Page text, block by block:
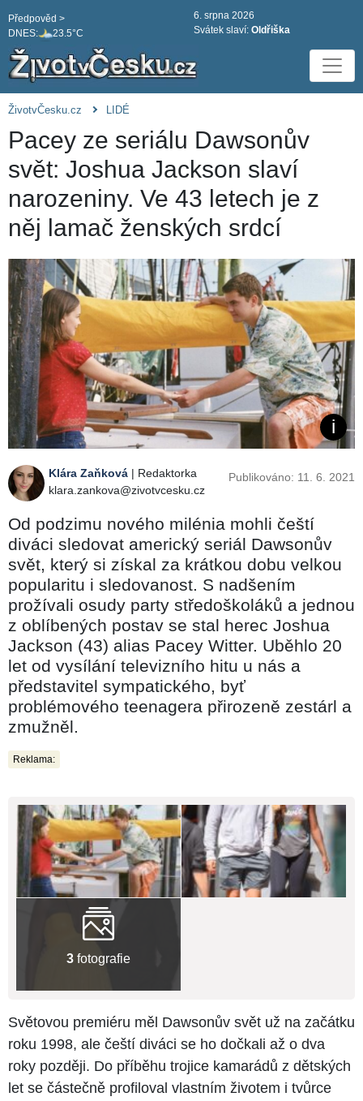
DNES: 23.5°C
Předpověd >
6. srpna 2026
Svátek slaví: Oldřiška
ŽivotvČesku.cz LIDÉ
Pacey ze seriálu Dawsonův
svět: Joshua Jackson slaví
narozeniny. Ve 43 letech je z
něj lamač ženských srdcí
Klára Zaňková | Redaktorka
klara.zankova@zivotvcesku.cz
Publikováno: 11. 6. 2021
Od podzimu nového milénia mohli čeští
diváci sledovat americký seriál Dawsonův
svět, který si získal za krátkou dobu velkou
popularitu i sledovanost. S nadšením
prožívali osudy party středoškoláků a jednou
z oblíbených postav se stal herec Joshua
Jackson (43) alias Pacey Witter. Uběhlo 20
let od vysílání televizního hitu u nás a
představitel sympatického, byť
problémového teenagera přirozeně zestárl a
zmužněl.
Reklama:
3 fotografie
Světovou premiéru měl Dawsonův svět už na začátku
roku 1998, ale čeští diváci se ho dočkali až o dva
roky později. Do příběhu trojice kamarádů z dětských
let se částečně profiloval vlastním životem i tvůrce